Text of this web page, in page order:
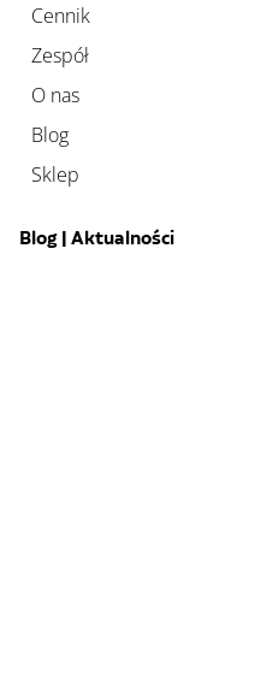
Cennik
Zespół
O nas
Blog
Sklep
Blog | Aktualności